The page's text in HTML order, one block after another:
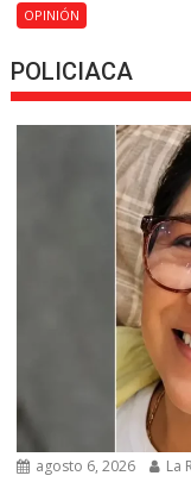
OPINIÓN
POLICIACA
agosto 6, 2026 La